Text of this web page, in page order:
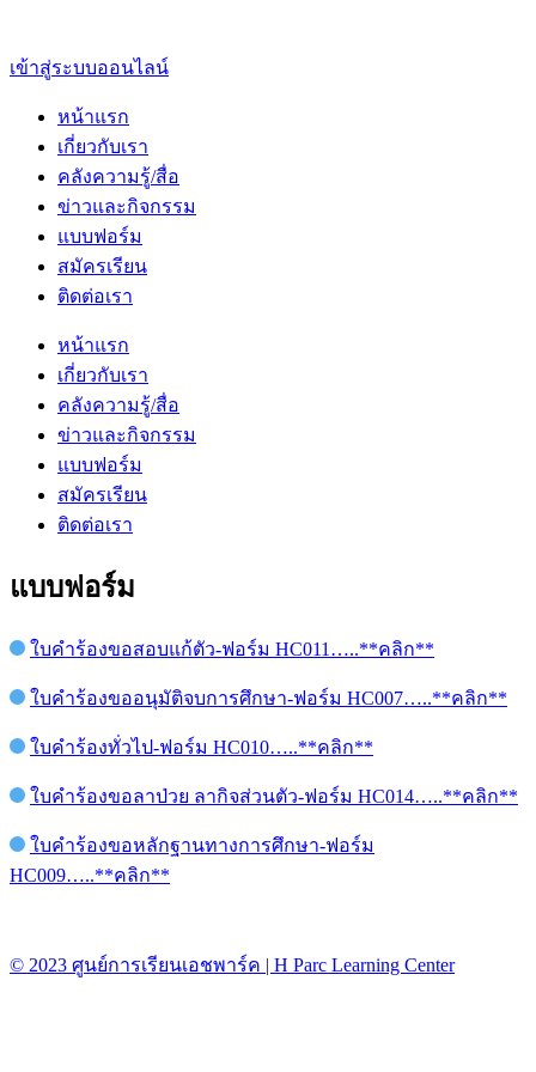
เข้าสู่ระบบออนไลน์
หน้าแรก
เกี่ยวกับเรา
คลังความรู้/สื่อ
ข่าวและกิจกรรม
แบบฟอร์ม
สมัครเรียน
ติดต่อเรา
หน้าแรก
เกี่ยวกับเรา
คลังความรู้/สื่อ
ข่าวและกิจกรรม
แบบฟอร์ม
สมัครเรียน
ติดต่อเรา
แบบฟอร์ม
ใบคำร้องขอสอบแก้ตัว-ฟอร์ม HC011…..**คลิก**
ใบคำร้องขออนุมัติจบการศึกษา-ฟอร์ม HC007…..**คลิก**
ใบคำร้องทั่วไป-ฟอร์ม HC010…..**คลิก**
ใบคำร้องขอลาป่วย ลากิจส่วนตัว-ฟอร์ม HC014…..**คลิก**
ใบคำร้องขอหลักฐานทางการศึกษา-ฟอร์ม
HC009…..**คลิก**
© 2023 ศูนย์การเรียนเอชพาร์ค | H Parc Learning Center